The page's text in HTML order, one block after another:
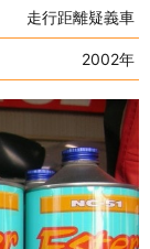
走行距離疑義車
2002年